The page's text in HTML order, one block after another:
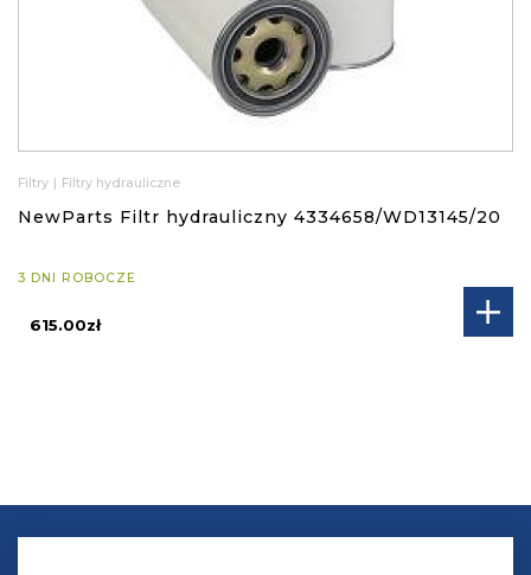
Filtry Filtry hydrauliczne
NewParts Filtr hydrauliczny 4334658/WD13145/20
3 DNI ROBOCZE
615.00zł